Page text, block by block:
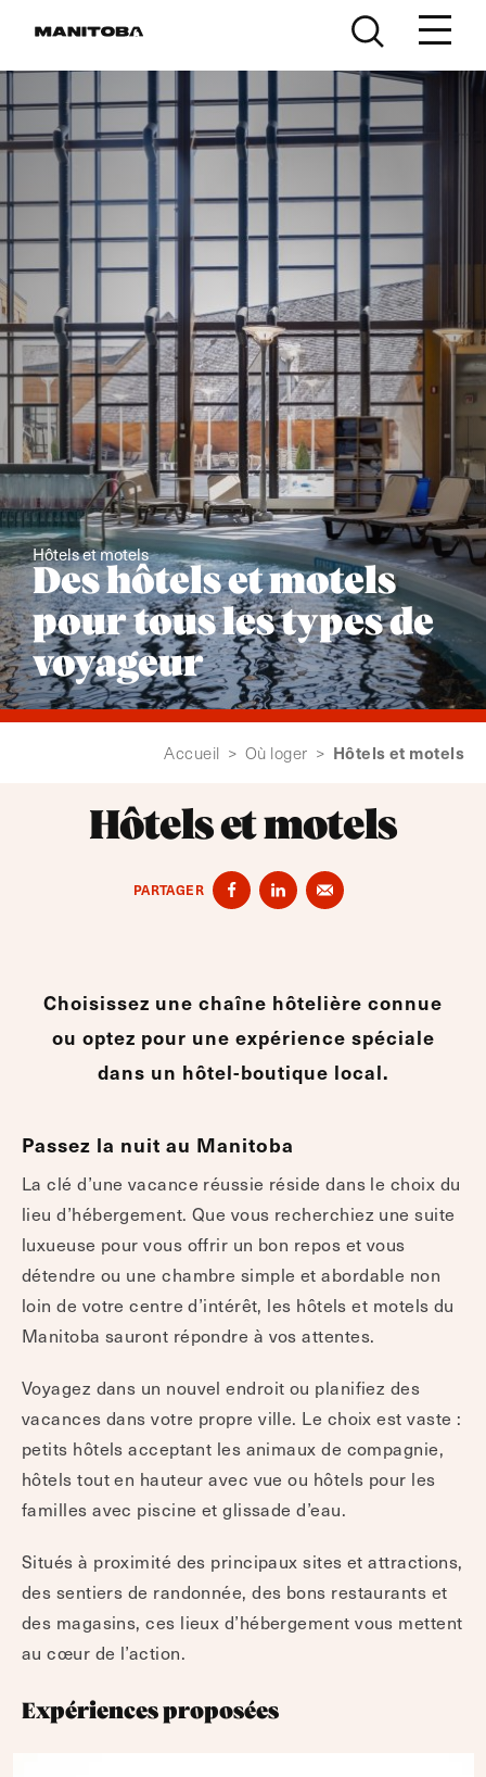
Hôtels et motels
Des hôtels et motels
pour tous les types de
voyageur
Accueil > Où loger > Hôtels et motels
Hôtels et motels
PARTAGER
Choisissez une chaîne hôtelière connue
ou optez pour une expérience spéciale
dans un hôtel-boutique local.
Passez la nuit au Manitoba
La clé d’une vacance réussie réside dans le choix du
lieu d’hébergement. Que vous recherchiez une suite
luxueuse pour vous offrir un bon repos et vous
détendre ou une chambre simple et abordable non
loin de votre centre d’intérêt, les hôtels et motels du
Manitoba sauront répondre à vos attentes.
Voyagez dans un nouvel endroit ou planifiez des
vacances dans votre propre ville. Le choix est vaste :
petits hôtels acceptant les animaux de compagnie,
hôtels tout en hauteur avec vue ou hôtels pour les
familles avec piscine et glissade d’eau.
Situés à proximité des principaux sites et attractions,
des sentiers de randonnée, des bons restaurants et
des magasins, ces lieux d’hébergement vous mettent
au cœur de l’action.
Expériences proposées